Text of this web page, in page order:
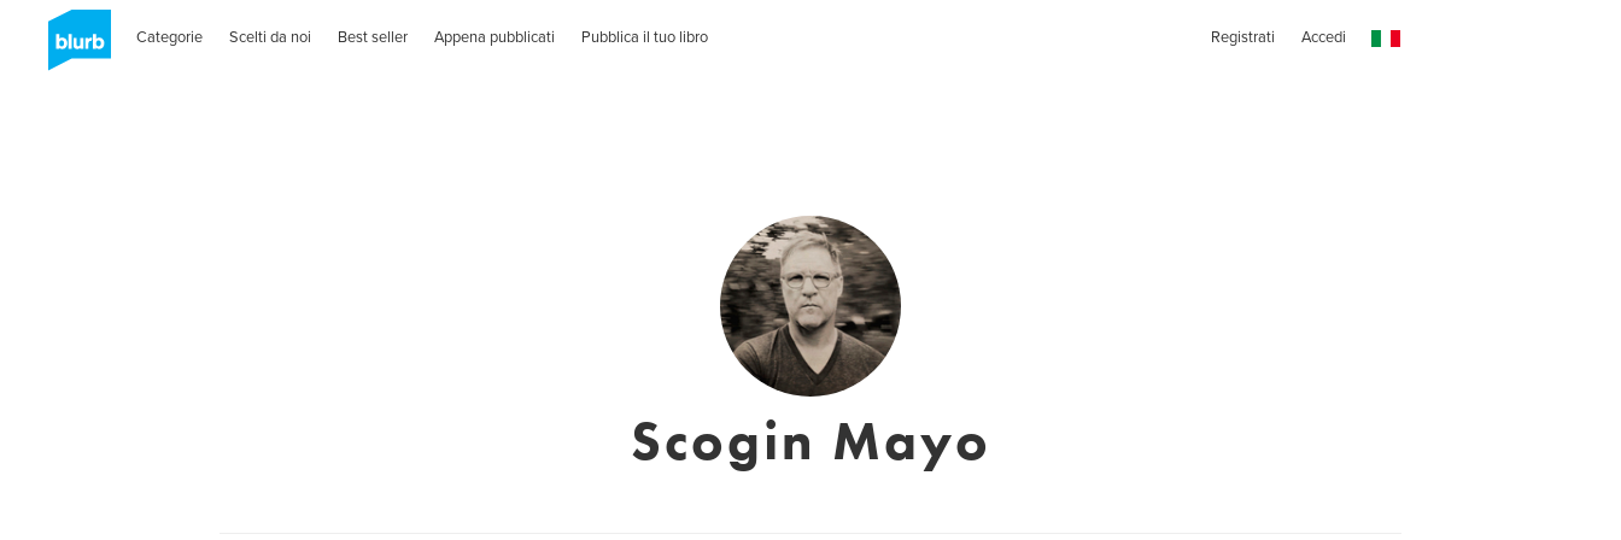
Categorie Scelti da noi Best seller Appena pubblicati Pubblica il tuo libro Registrati Accedi
Scogin Mayo